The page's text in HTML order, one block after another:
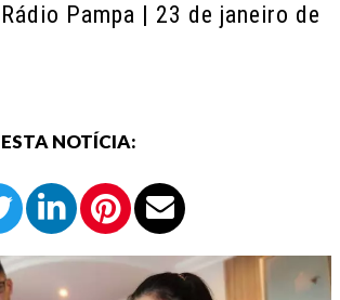
Pampa | 23 de janeiro de
NOTÍCIA: